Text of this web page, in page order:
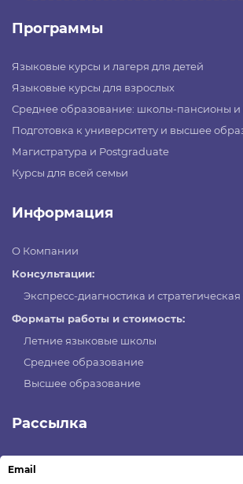
Программы
Языковые курсы и лагеря для детей
Языковые курсы для взрослых
Среднее образование: школы-пансионы и
Подготовка к университету и высшее
Магистратура и Postgraduate
Курсы для всей семьи
Информация
О Компании
Консультации:
Экспресс-диагностика и стратегическая
Форматы работы и стоимость:
Летние языковые школы
Среднее образование
Высшее образование
Рассылка
Email